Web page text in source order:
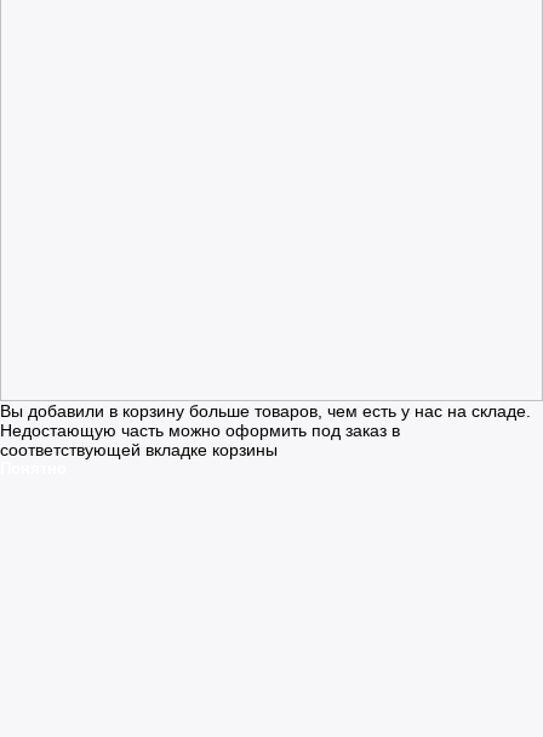
Вы добавили в корзину больше товаров, чем есть у нас на складе.
Недостающую часть можно оформить под заказ в
соответствующей вкладке корзины